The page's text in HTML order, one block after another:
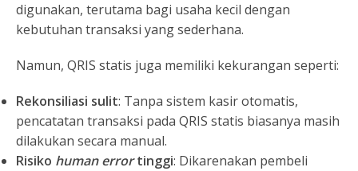
digunakan, terutama bagi usaha kecil dengan
kebutuhan transaksi yang sederhana.
Namun, QRIS statis juga memiliki kekurangan seperti:
Rekonsiliasi sulit: Tanpa sistem kasir otomatis,
pencatatan transaksi pada QRIS statis biasanya masih
dilakukan secara manual.
Risiko human errortinggi: Dikarenakan pembeli